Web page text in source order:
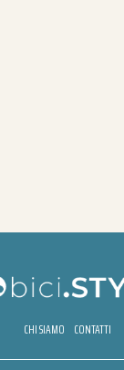
CHI SIAMO CONTATTI